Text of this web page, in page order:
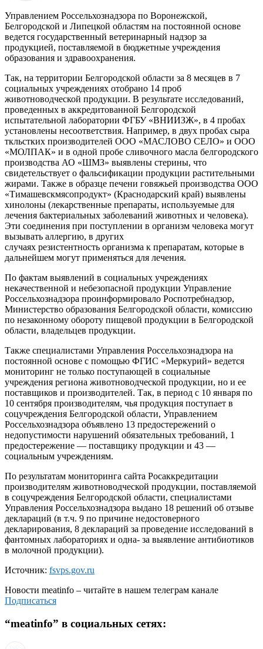
Управлением Россельхознадзора по Воронежской,
Белгородской и Липецкой областям на постоянной основе
ведется государственный ветеринарный надзор за
продукцией, поставляемой в бюджетные учреждения
образования и здравоохранения.
Так, на территории Белгородской области за 8 месяцев в 7
социальных учреждениях отобрано 14 проб
животноводческой продукции. В результате исследований,
проведенных в аккредитованной Белгородской
испытательной лаборатории ФГБУ «ВНИИЗЖ», в 4 пробах
установлены несоответствия. Например, в двух пробах сыра
ткльстких производителей ООО «МАСЛОВО СЕЛО» и ООО
«МОЛПАК» и в одной пробе сливочного масла белгородского
производства АО «ШМЗ» выявлены стерины, что
свидетельствует о фальсификации продукции растительными
жирами. Также в образце печени говяжьей производства ООО
«Тимашевскмясопродукт» (Краснодарский край) выявлены
хинолоны (лекарственные препараты, используемые для
лечения бактериальных заболеваний животных и человека).
Эти соединения при поступлении в организм человека могут
вызывать аллергию, в других
случаях резистентность организма к препаратам, которые в
дальнейшем могут применяться для лечения.
По фактам выявлений в социальных учреждениях
некачественной и небезопасной продукции Управление
Россельхознадзора проинформировало Роспотребнадзор,
Министерство образования Белгородской области, комиссию
по незаконному обороту пищевой продукции в Белгородской
области, владельцев продукции.
Также специалистами Управления Россельхознадзора на
постоянной основе с помощью ФГИС «Меркурий» ведется
мониторинг не только поступающей в социальные
учреждения региона животноводческой продукции, но и ее
поставщиков и производителей. Так, в период с 10 января по
10 сентября производителям, чья продукция поступает в
соцучреждения Белгородской области, Управлением
Россельхознадзора объявлено 13 предостережений о
недопустимости нарушений обязательных требований, 1
предостережение — поставщику продукции и 43 —
социальным учреждениям.
По результатам мониторинга сайта Росаккредитации
производителям животноводческой продукции, поставляемой
в соцучреждения Белгородской области, специалистами
Управления Россельхознадзора выдано 18 решений об отзыве
деклараций (в т.ч. 9 по причине недостоверного
декларирования, 8 деклараций за проведение исследований в
фантомных лабораториях и одна- за выявление антибиотиков
в молочной продукции).
Источник: fsvps.gov.ru
Новости meatinfo – читайте в нашем телеграм канале
Подписаться
“meatinfo” в социальных сетях: